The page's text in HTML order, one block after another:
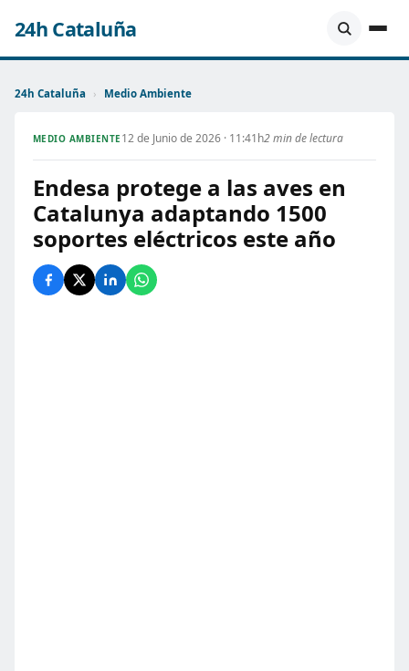
24h Cataluña
24h Cataluña › Medio Ambiente
MEDIO AMBIENTE 12 de Junio de 2026 · 11:41h2 min de lectura
Endesa protege a las aves en
Catalunya adaptando 1500
soportes eléctricos este año